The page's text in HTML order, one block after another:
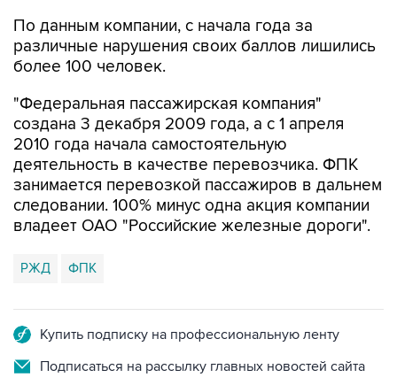
По данным компании, с начала года за
различные нарушения своих баллов лишились
более 100 человек.
"Федеральная пассажирская компания"
создана 3 декабря 2009 года, а с 1 апреля
2010 года начала самостоятельную
деятельность в качестве перевозчика. ФПК
занимается перевозкой пассажиров в дальнем
следовании. 100% минус одна акция компании
владеет ОАО "Российские железные дороги".
РЖД ФПК
Купить подписку на профессиональную ленту
Подписаться на рассылку главных новостей сайта